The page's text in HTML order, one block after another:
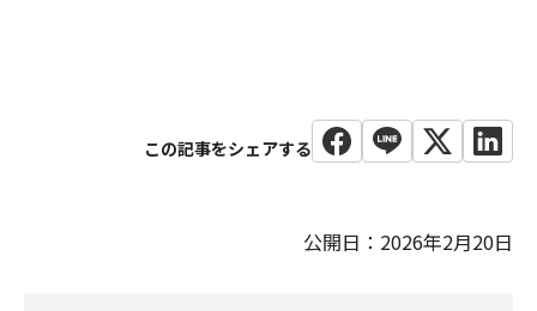
公開日：2026年2月20日